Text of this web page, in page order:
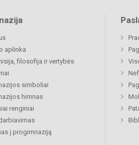
aplinka
filosofija ir vertybės
simboliai
himnas
renginiai
į progimnaziją